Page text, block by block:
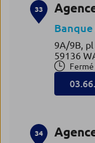
33
9A/9B,
59136
34